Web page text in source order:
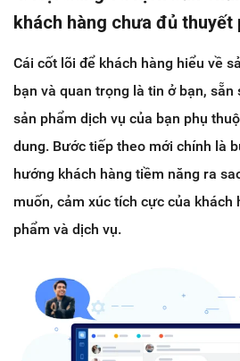
khách hàng chưa đủ thuyết
Cái cốt lõi để khách hàng hiểu về
bạn và quan trọng là tin ở bạn, sẵn
sản phẩm dịch vụ của bạn phụ
dung. Bước tiếp theo mới chính là
hướng khách hàng tiềm năng ra
muốn, cảm xúc tích cực của khách
phẩm và dịch vụ.